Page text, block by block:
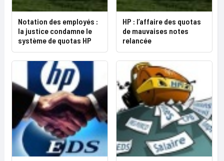
Notation des employés :
la justice condamne le
système de quotas HP
HP : l’affaire des quotas
de mauvaises notes
relancée